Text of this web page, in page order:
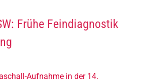
Frühe Feindiagnostik